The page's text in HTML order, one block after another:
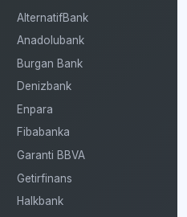
AlternatifBank
Anadolubank
Burgan Bank
Denizbank
Enpara
Fibabanka
Garanti BBVA
Getirfinans
Halkbank